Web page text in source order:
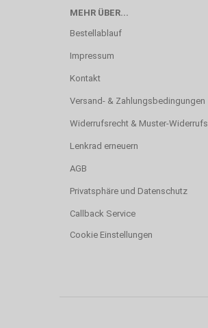
MEHR ÜBER...
Bestellablauf
Impressum
Kontakt
Versand- & Zahlungsbedingungen
Widerrufsrecht & Muster-
Lenkrad erneuern
AGB
Privatsphäre und Datenschutz
Callback Service
Cookie Einstellungen